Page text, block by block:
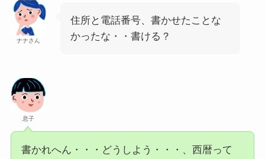
ナナさん
住所と電話番号、書かせたことな
かったな・・書ける？
息子
書かれへん・・・どうしよう・・・、西暦って